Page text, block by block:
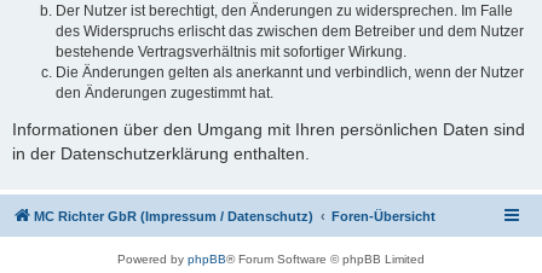
Der Nutzer ist berechtigt, den Änderungen zu widersprechen. Im Falle
des Widerspruchs erlischt das zwischen dem Betreiber und dem Nutzer
bestehende Vertragsverhältnis mit sofortiger Wirkung.
Die Änderungen gelten als anerkannt und verbindlich, wenn der Nutzer
den Änderungen zugestimmt hat.
Informationen über den Umgang mit Ihren persönlichen Daten sind
in der Datenschutzerklärung enthalten.
MC Richter GbR (Impressum / Datenschutz) Foren-Übersicht
Powered by phpBB® Forum Software © phpBB Limited